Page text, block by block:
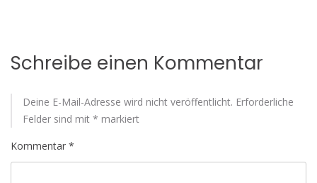
Schreibe einen Kommentar
Deine E-Mail-Adresse wird nicht veröffentlicht. Erforderliche
Felder sind mit * markiert
Kommentar *